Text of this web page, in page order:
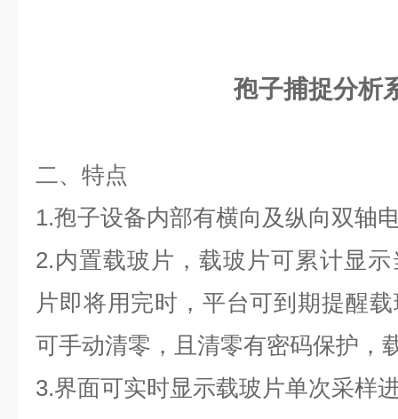
孢子捕捉分析
二、特点
1.孢子设备内部有横向及纵向双轴
2.内置载玻片，载玻片可累计显
片即将用完时，平台可到期提醒
可手动清零，且清零有密码保护，
3.界面可实时显示载玻片单次采样